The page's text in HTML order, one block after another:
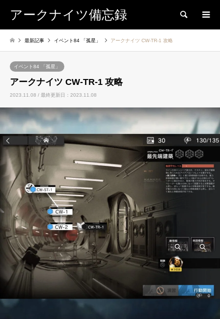
アークナイツ備忘録 検索
最新記事 イベント84 「孤星」 アークナイツ CW-TR-1 攻略
イベント84 「孤星」
アークナイツ CW-TR-1 攻略
2023.11.08 / 最終更新日：2023.11.08